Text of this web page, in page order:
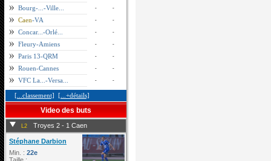
Bourg-...-Ville... - -
Caen-VA - -
Concar...-Orlé... - -
Fleury-Amiens - -
Paris 13-QRM - -
Rouen-Cannes - -
VFC La...-Versa... - -
[...classement] [...+détails]
Video des buts
L2 Troyes 2 - 1 Caen
Stéphane Darbion
Min. : 22e
Taille :